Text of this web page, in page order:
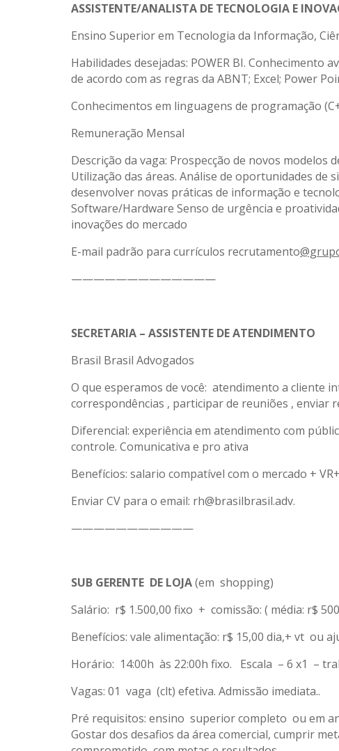
ASSISTENTE/ANALISTA DE TECNOLOGIA E
Ensino Superior em Tecnologia da Informação,
Habilidades desejadas: POWER BI. Conhecimento
de acordo com as regras da ABNT; Excel; Power
Conhecimentos em linguagens de programação
Remuneração Mensal
Descrição da vaga: Prospecção de novos
Utilização das áreas. Análise de oportunidades de
desenvolver novas práticas de informação e
Software/Hardware Senso de urgência e
inovações do mercado
E-mail padrão para currículos recrutamento
—————————————
SECRETARIA – ASSISTENTE DE ATENDIMENTO
Brasil Brasil Advogados
O que esperamos de você: atendimento a cliente
correspondências , participar de reuniões , enviar
Diferencial: experiência em atendimento com
controle. Comunicativa e pro ativa
Benefícios: salario compatível com o mercado +
Enviar CV para o email: rh@brasilbrasil.adv.
———————————
SUB GERENTE DE LOJA(em shopping)
Salário: r$ 1.500,00 fixo + comissão: ( média: r$
Benefícios: vale alimentação: r$ 15,00 dia,+ vt ou
Horário: 14:00h às 22:00h fixo. Escala – 6 x1 –
Vagas: 01 vaga (clt) efetiva. Admissão imediata..
Pré requisitos: ensino superior completo ou em
Gostar dos desafios da área comercial, cumprir